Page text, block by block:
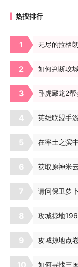
热搜排行
1
2 如何判断攻
3 卧虎藏龙2
4 英雄联盟手
5 在率土之滨
6 获取原神米
7 请问保卫萝
8 攻城掠地
9 攻城掠地点
10 如何寻找三